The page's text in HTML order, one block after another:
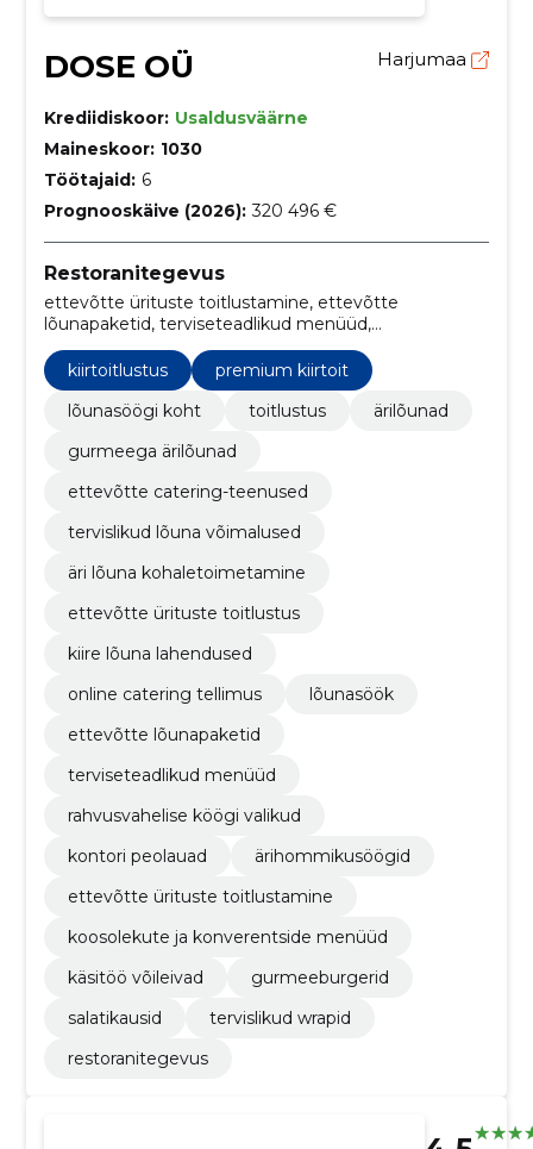
DOSE OÜ Harjumaa
Krediidiskoor: Usaldusväärne
Maineskoor: 1030
Töötajaid: 6
Prognooskäive (2026): 320 496 €
Restoranitegevus
ettevõtte ürituste toitlustamine, ettevõtte
lõunapaketid, terviseteadlikud menüüd,
rahvusvahelise köögi valikud, kontori peolauad,
Ärihommikusöögid, gurmeeburgerid, tervislikud
wrapid, salatikausid, lõunasöök
kiirtoitlustus
premium kiirtoit
lõunasöögi koht
toitlustus
ärilõunad
gurmeega ärilõunad
ettevõtte catering-teenused
tervislikud lõuna võimalused
äri lõuna kohaletoimetamine
ettevõtte ürituste toitlustus
kiire lõuna lahendused
online catering tellimus
lõunasöök
ettevõtte lõunapaketid
terviseteadlikud menüüd
rahvusvahelise köögi valikud
kontori peolauad
ärihommikusöögid
ettevõtte ürituste toitlustamine
koosolekute ja konverentside menüüd
käsitöö võileivad
gurmeeburgerid
salatikausid
tervislikud wrapid
restoranitegevus